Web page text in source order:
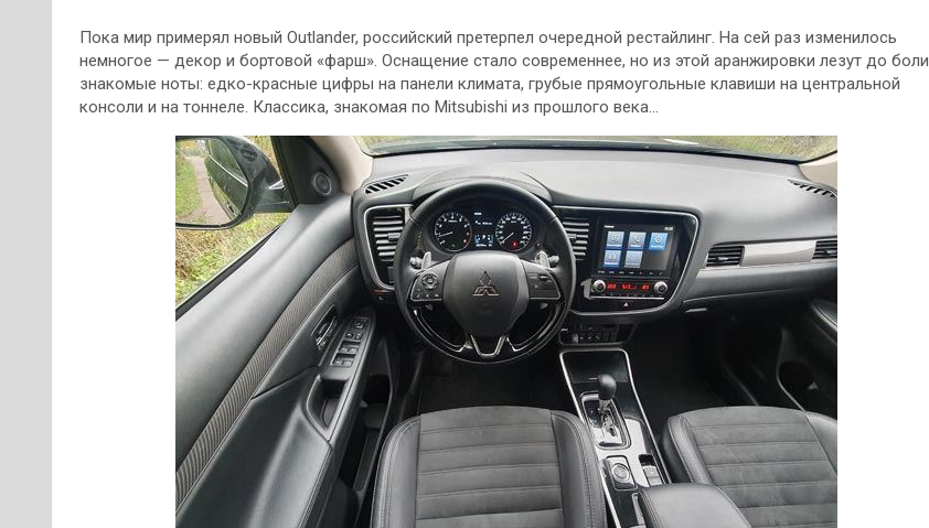
Пока мир примерял новый Outlander, российский претерпел очередной рестайлинг. На сей раз изменилось
немногое — декор и бортовой «фарш». Оснащение стало современнее, но из этой аранжировки лезут до боли
знакомые ноты: едко-красные цифры на панели климата, грубые прямоугольные клавиши на центральной
консоли и на тоннеле. Классика, знакомая по Mitsubishi из прошлого века…